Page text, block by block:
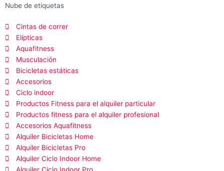
Nube de etiquetas
Cintas de correr
Elípticas
Aquafitness
Musculación
Bicicletas estáticas
Accesorios
Ciclo indoor
Productos Fitness para el alquiler particular
Productos fitness para el alquiler profesional
Accesorios Aquafitness
Alquiler Bicicletas Home
Alquiler Bicicletas Pro
Alquiler Ciclo Indoor Home